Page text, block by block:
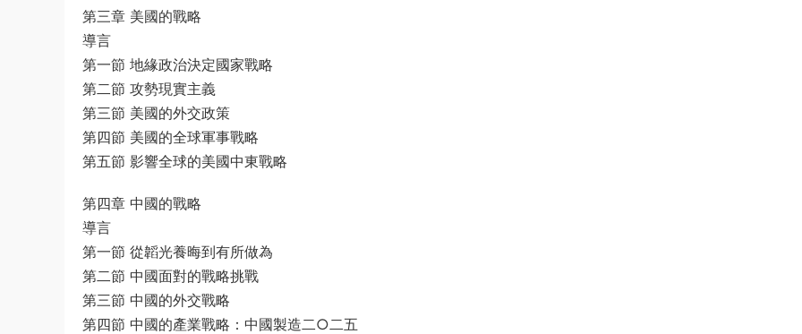
第三章 美國的戰略
導言
第一節 地緣政治決定國家戰略
第二節 攻勢現實主義
第三節 美國的外交政策
第四節 美國的全球軍事戰略
第五節 影響全球的美國中東戰略
第四章 中國的戰略
導言
第一節 從韜光養晦到有所做為
第二節 中國面對的戰略挑戰
第三節 中國的外交戰略
第四節 中國的產業戰略：中國製造二○二五